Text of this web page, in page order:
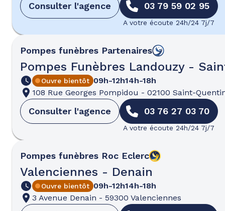
Consulter l'agence 03 79 59 02 95
A votre écoute 24h/24 7j/7
Pompes funèbres Partenaires
Pompes Funèbres Landouzy -
Ouvre bientôt 09h-12h14h-18h
108 Rue Georges Pompidou - 02100 Saint-
Consulter l'agence 03 76 27 03 70
A votre écoute 24h/24 7j/7
Pompes funèbres Roc Eclerc
Valenciennes - Denain
Ouvre bientôt 09h-12h14h-18h
3 Avenue Denain - 59300 Valenciennes